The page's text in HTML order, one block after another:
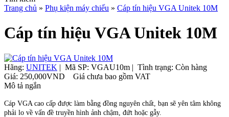
Trang chủ » Phụ kiện máy chiếu » Cáp tín hiệu VGA Unitek 10M
Cáp tín hiệu VGA Unitek 10M
Hãng: UNITEK | Mã SP: VGAU10m | Tình trạng: Còn hàng
Giá: 250,000VND
Giá chưa bao gồm VAT
Mô tả ngắn
Cáp VGA cao cấp được làm bằng đồng nguyên chất, bạn sẽ yên tâm không
phải lo về vấn đề truyền hình ảnh chậm, đứt hoặc gẫy.